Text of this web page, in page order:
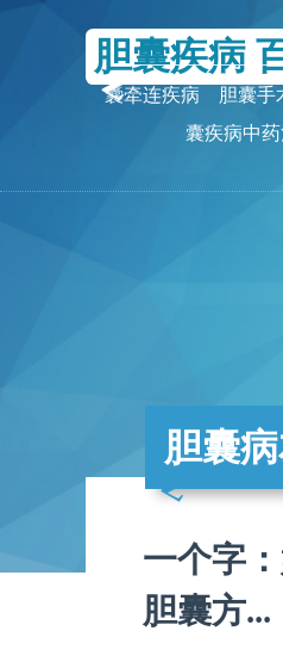
胆囊疾病
囊牵连疾病
胆囊手
囊疾病中
胆囊
一个字
胆囊方...